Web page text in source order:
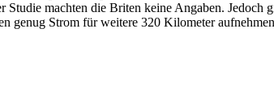
machten die Briten keine Angaben. Jedoch
genug Strom für weitere 320 Kilometer